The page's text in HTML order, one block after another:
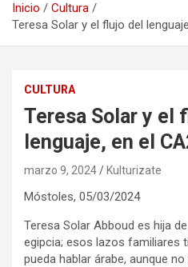
Inicio
Cultura
Teresa Solar y el flujo del
CULTURA
Teresa Solar y el
lenguaje, en el
marzo 9, 2024 Kulturizate
Móstoles, 05/03/2024
Teresa Solar Abboud es hija
egipcia; esos lazos familiares
pueda hablar árabe, aunque